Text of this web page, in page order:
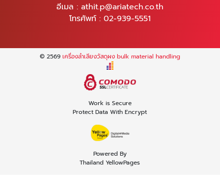
อีเมล : athit.p@ariatech.co.th
โทรศัพท์ : 02-939-5551
© 2569 เครื่องลำเลียงวัสดุผง bulk material handling
Work is Secure
Protect Data With Encrypt
Powered By
Thailand YellowPages